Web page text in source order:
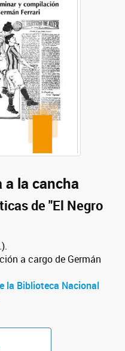
a la cancha
de "El Negro
a cargo de Germán
la Biblioteca Nacional